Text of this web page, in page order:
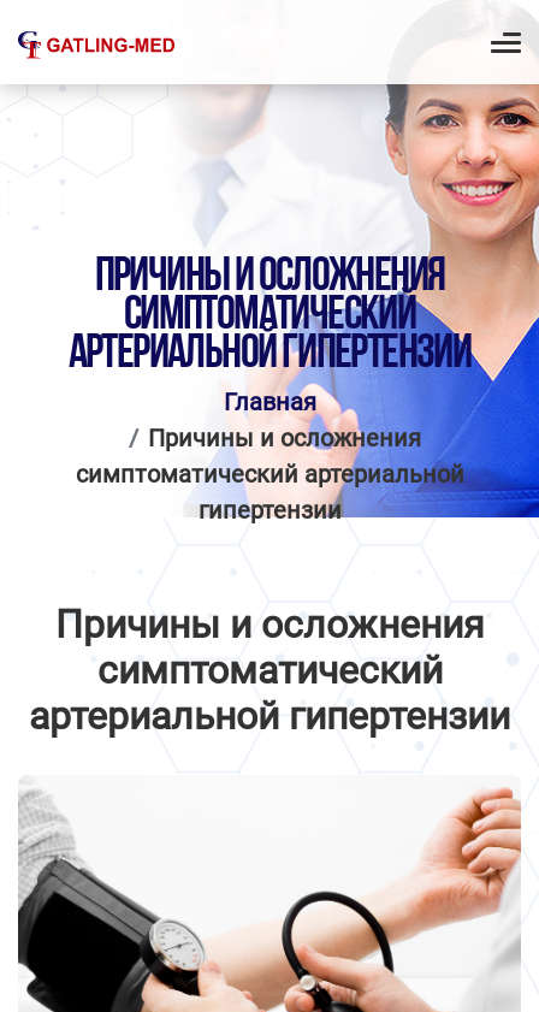
ПРИЧИНЫ И ОСЛОЖНЕНИЯ
СИМПТОМАТИЧЕСКИЙ
АРТЕРИАЛЬНОЙ ГИПЕРТЕНЗИИ
Главная
Причины и осложнения
симптоматический артериальной
гипертензии
Причины и осложнения
симптоматический
артериальной гипертензии